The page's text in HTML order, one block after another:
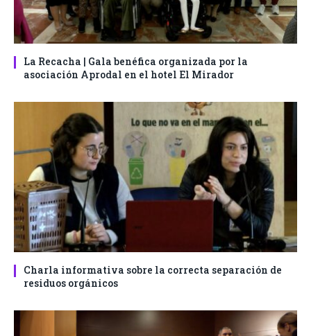
La Recacha | Gala benéfica organizada por la
asociación Aprodal en el hotel El Mirador
Charla informativa sobre la correcta separación de
residuos orgánicos